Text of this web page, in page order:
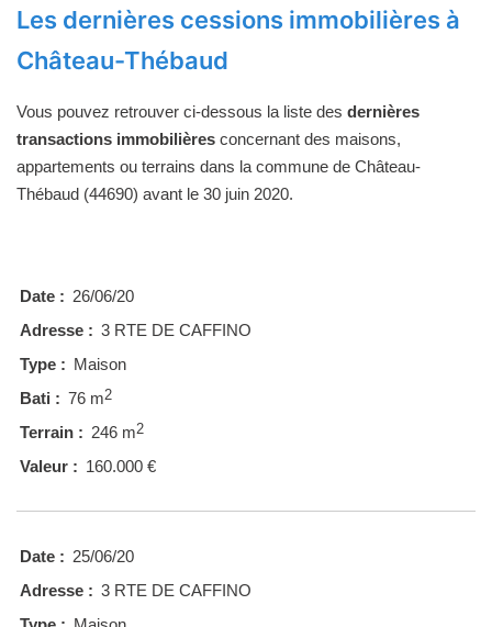
Les dernières cessions immobilières à
Château-Thébaud
Vous pouvez retrouver ci-dessous la liste des dernières
transactions immobilières concernant des maisons,
appartements ou terrains dans la commune de Château-
Thébaud (44690) avant le 30 juin 2020.
Date : 26/06/20
Adresse : 3 RTE DE CAFFINO
Type : Maison
Bati : 76 m2
Terrain : 246 m2
Valeur : 160.000 €
Date : 25/06/20
Adresse : 3 RTE DE CAFFINO